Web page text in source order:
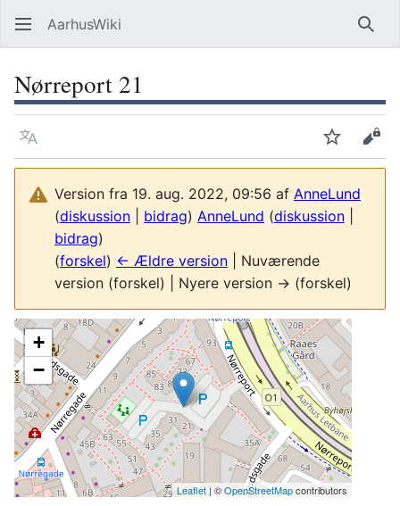
AarhusWiki Søg
Nørreport 21
Sprog OvervågVis
Version fra 19. aug. 2022, 09:56 af AnneLund
(diskussion bidrag) AnneLund (diskussion
bidrag)
(forskel) ← Ældre version | Nuværende
version (forskel) | Nyere version → (forskel)
+
−
Leaflet | ©OpenStreetMapcontributors